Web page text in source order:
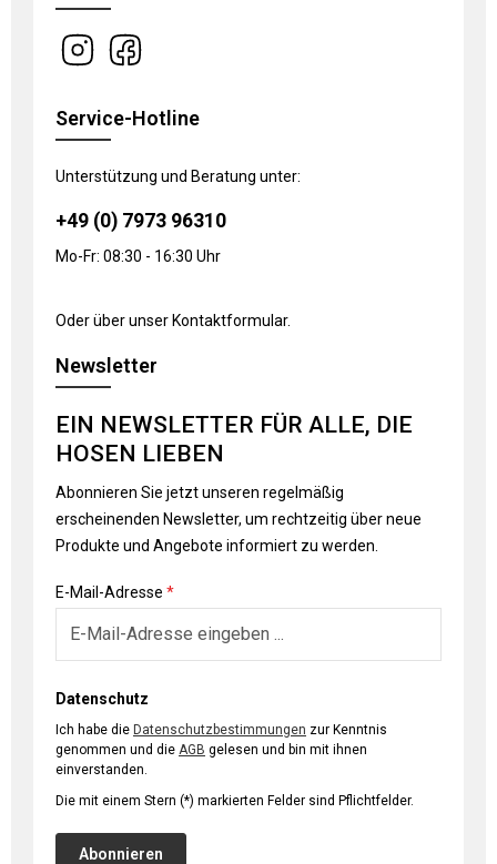
Service-Hotline
Unterstützung und Beratung unter:
+49 (0) 7973 96310
Mo-Fr: 08:30 - 16:30 Uhr
Oder über unser Kontaktformular.
Newsletter
EIN NEWSLETTER FÜR ALLE, DIE
HOSEN LIEBEN
Abonnieren Sie jetzt unseren regelmäßig
erscheinenden Newsletter, um rechtzeitig über neue
Produkte und Angebote informiert zu werden.
E-Mail-Adresse *
Datenschutz
Ich habe die Datenschutzbestimmungen
genommen und die AGB
einverstanden.
Die mit einem Stern (*) markierten Felder sind Pflichtfelder.
Abonnieren